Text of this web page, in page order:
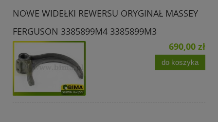
NOWE WIDEŁKI REWERSU ORYGINAŁ MASSEY
FERGUSON 3385899M4 3385899M3
690,00 zł
do koszyka